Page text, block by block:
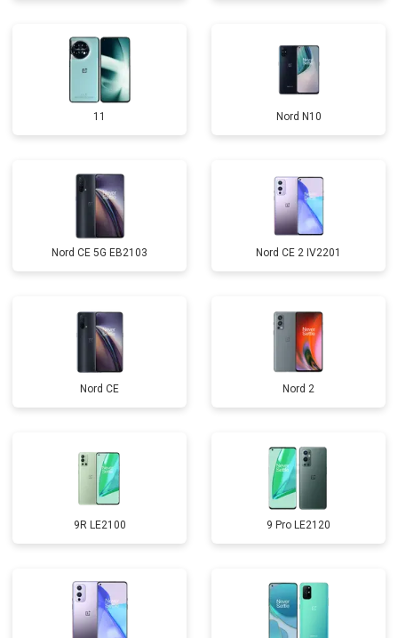
11 Nord N10
Nord CE 5G EB2103 Nord CE 2 IV2201
Nord CE Nord 2
9R LE2100 9 Pro LE2120